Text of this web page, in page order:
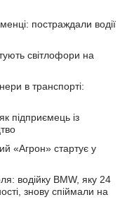
постраждали водії
світлофори на
в транспорті:
підприємець із
«Агрон» стартує у
водійку BMW, яку 24
знову спіймали на